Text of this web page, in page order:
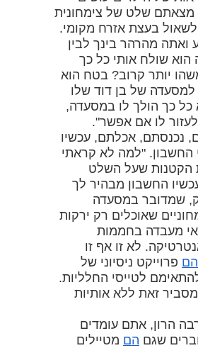
שלט של צימחונית
בעצת אזרח מקומי.
ואתה מהרהר בינך לבין
שולח אותי כל כך
יותר קרוב? בטח הוא
למסעדה של בן דוד שלו
כך הולך לו במסעדה,
לו אם אפשר".
נכנסתם, אכלתם, עכשיו
החשבון. "למה לא קראתי
הקטנות שעל השלט
החשבון מבהיר לך
שמדובר במסעדה
שאוכלים רק ירקות
מעבדה בחממות
לא זו אף זו
הם פרוייקט ניסיוני של
לטייסי החלליות.
זאת ללא אותיות
הרון, אתם עומדים
שגם הם מטיילים